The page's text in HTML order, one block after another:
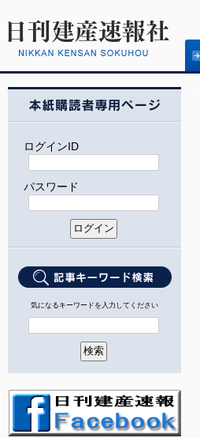
ログインID
パスワード
気になるキーワードを入力してください